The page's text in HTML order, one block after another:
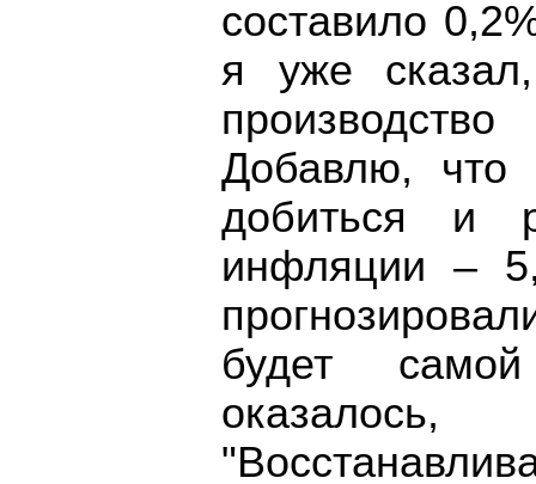
составило
я уже
Добавлю, что
добиться и
инфляции –
будет